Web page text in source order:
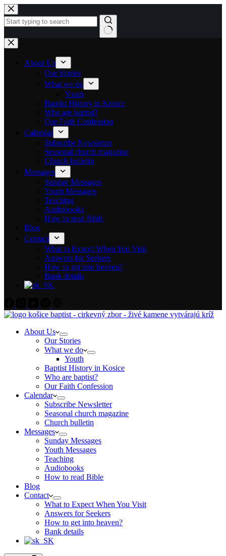
Skip to content
No results
About Us
Our Stories
What we do
Youth
Baptist History in Kosice
Who are baptist?
Our Faith Confession
Calendar
Subscribe Newsletter
Seasonal church magazine
Church bulletin
Messages
Sunday Messages
Youth Messages
Teaching
Audiobooks
How to read Bible
Blog
Contact
What to Expect When You Visit
Answers for Seekers
How to get into heaven?
Bank details
About Us
Our Stories
What we do
Youth
Baptist History in Kosice
Who are baptist?
Our Faith Confession
Calendar
Subscribe Newsletter
Seasonal church magazine
Church bulletin
Messages
Sunday Messages
Youth Messages
Teaching
Audiobooks
How to read Bible
Blog
Contact
What to Expect When You Visit
Answers for Seekers
How to get into heaven?
Bank details